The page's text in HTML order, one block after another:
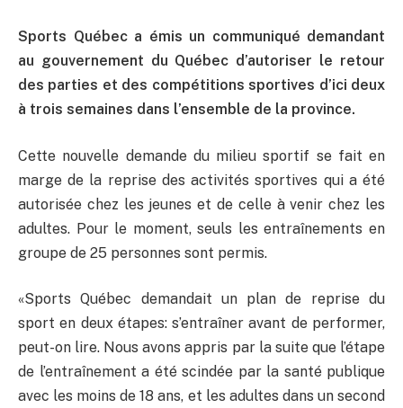
Sports Québec a émis un communiqué demandant
au gouvernement du Québec d’autoriser le retour
des parties et des compétitions sportives d’ici deux
à trois semaines dans l’ensemble de la province.
Cette nouvelle demande du milieu sportif se fait en
marge de la reprise des activités sportives qui a été
autorisée chez les jeunes et de celle à venir chez les
adultes. Pour le moment, seuls les entraînements en
groupe de 25 personnes sont permis.
«Sports Québec demandait un plan de reprise du
sport en deux étapes: s’entraîner avant de performer,
peut-on lire. Nous avons appris par la suite que l’étape
de l’entraînement a été scindée par la santé publique
avec les moins de 18 ans, et les adultes dans un second